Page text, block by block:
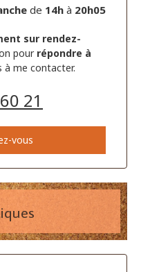
de 14h à 20h05
sur rendez-
pour répondre à
à me contacter.
21
vous